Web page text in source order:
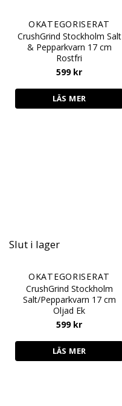
OKATEGORISERAT
CrushGrind Stockholm Salt
& Pepparkvarn 17 cm
Rostfri
599 kr
LÄS MER
Slut i lager
OKATEGORISERAT
CrushGrind Stockholm
Salt/Pepparkvarn 17 cm
Oljad Ek
599 kr
LÄS MER